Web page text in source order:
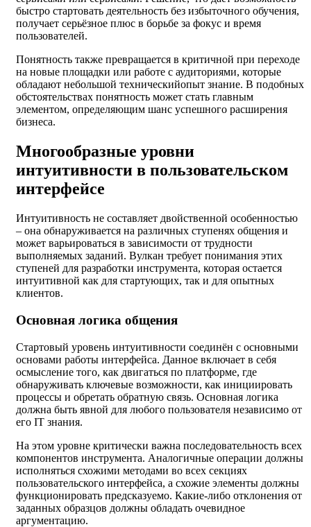
быстро стартовать деятельность без избыточного обучения,
получает серьёзное плюс в борьбе за фокус и время
пользователей.
Понятность также превращается в критичной при переходе
на новые площадки или работе с аудиториями, которые
обладают небольшой техническийопыт знание. В подобных
обстоятельствах понятность может стать главным
элементом, определяющим шанс успешного расширения
бизнеса.
Многообразные уровни
интуитивности в пользовательском
интерфейсе
Интуитивность не составляет двойственной особенностью
– она обнаруживается на различных ступенях общения и
может варьироваться в зависимости от трудности
выполняемых заданий. Вулкан требует понимания этих
ступеней для разработки инструмента, которая остается
интуитивной как для стартующих, так и для опытных
клиентов.
Основная логика общения
Стартовый уровень интуитивности соединён с основными
основами работы интерфейса. Данное включает в себя
осмысление того, как двигаться по платформе, где
обнаруживать ключевые возможности, как инициировать
процессы и обретать обратную связь. Основная логика
должна быть явной для любого пользователя независимо от
его IT знания.
На этом уровне критически важна последовательность всех
компонентов инструмента. Аналогичные операции должны
исполняться схожими методами во всех секциях
пользовательского интерфейса, а схожие элементы должны
функционировать предсказуемо. Какие-либо отклонения от
заданных образцов должны обладать очевидное
аргументацию.